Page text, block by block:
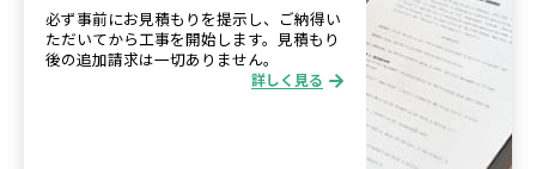
必ず事前にお見積もりを提示し、ご納得い
ただいてから工事を開始します。見積もり
後の追加請求は一切ありません。
詳しく見る